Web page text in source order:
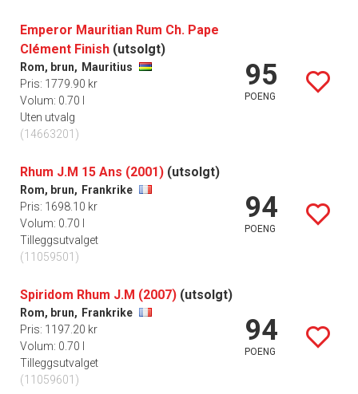
Emperor Mauritian Rum Ch. Pape
Clément Finish (utsolgt)
Rom, brun, Mauritius
Pris: 1779.90 kr
Volum: 0.70 l
Uten utvalg
(14663201)
95
POENG
Rhum J.M 15 Ans (2001) (utsolgt)
Rom, brun, Frankrike
Pris: 1698.10 kr
Volum: 0.70 l
Tilleggsutvalget
(11059501)
94
POENG
Spiridom Rhum J.M (2007) (utsolgt)
Rom, brun, Frankrike
Pris: 1197.20 kr
Volum: 0.70 l
Tilleggsutvalget
(11059601)
94
POENG